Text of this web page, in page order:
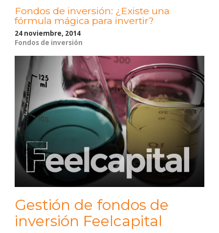
Fondos de inversión: ¿Existe una
fórmula mágica para invertir?
24 noviembre, 2014
Fondos de inversión
Gestión de fondos de
inversión Feelcapital